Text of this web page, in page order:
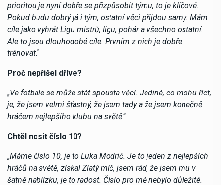
prioritou je nyní dobře se přizpůsobit týmu, to je klíčové.
Pokud budu dobrý já i tým, ostatní věci přijdou samy. Mám
cíle jako vyhrát Ligu mistrů, ligu, pohár a všechno ostatní.
Ale to jsou dlouhodobé cíle. Prvním z nich je dobře
trénovat.“
Proč nepřišel dříve?
„Ve fotbale se může stát spousta věcí. Jediné, co mohu říct,
je, že jsem velmi šťastný, že jsem tady a že jsem konečně
hráčem nejlepšího klubu na světě.“
Chtěl nosit číslo 10?
„Máme číslo 10, je to Luka Modrić. Je to jeden z nejlepších
hráčů na světě, získal Zlatý míč, jsem rád, že jsem mu v
šatně nablízku, je to radost. Číslo pro mě nebylo důležité.